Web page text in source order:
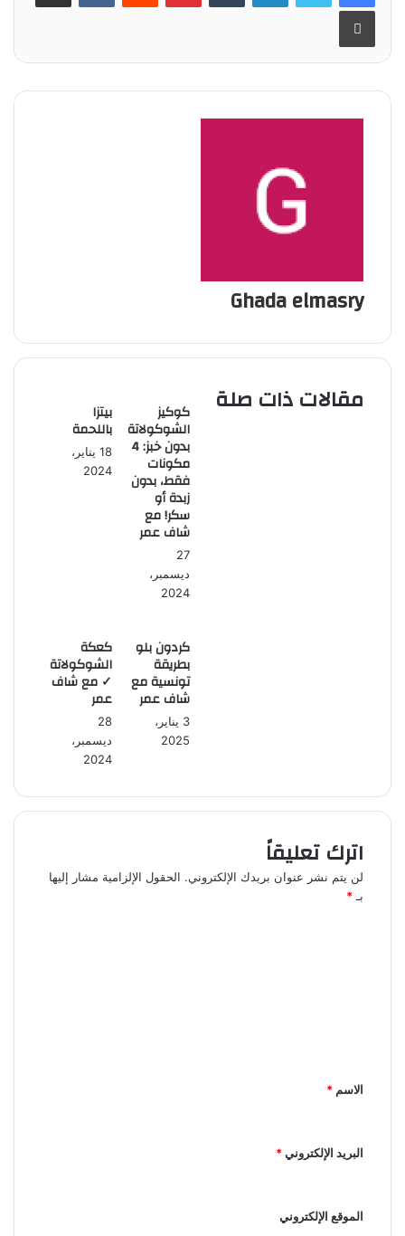
Ghada elmasry
مقالات ذات صلة كوكيز
الشوكولاتة
بدون خبز: 4
مكونات
فقط، بدون
زبدة أو
سكر! مع
شاف عمر
27
ديسمبر،
2024
بيتزا
باللحمة
18 يناير،
2024
كردون بلو
بطريقة
تونسية مع
شاف عمر
3 يناير،
2025
كعكة
الشوكولاتة
✓ مع شاف
عمر
28
ديسمبر،
2024
اترك تعليقاً
لن يتم نشر عنوان بريدك الإلكتروني. الحقول الإلزامية مشار إليها
بـ *
ق
الاسم *
البريد الإلكتروني*
الموقع الإلكتروني